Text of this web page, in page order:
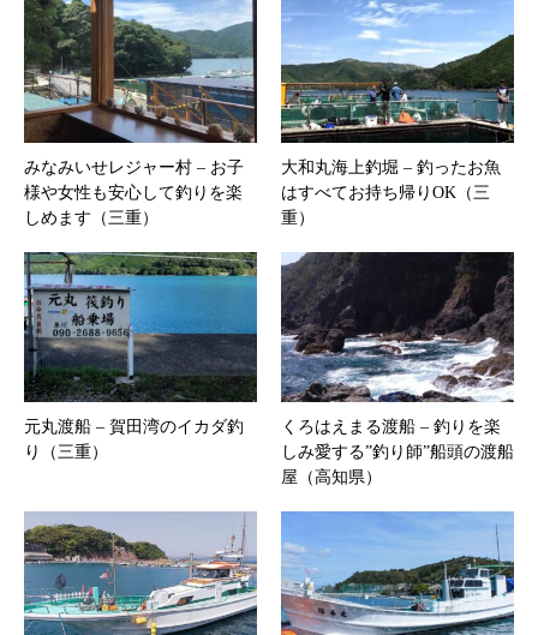
みなみいせレジャー村 – お子
様や女性も安心して釣りを楽
しめます（三重）
大和丸海上釣堀 – 釣ったお魚
はすべてお持ち帰りOK（三
重）
元丸渡船 – 賀田湾のイカダ釣
り（三重）
くろはえまる渡船 – 釣りを楽
しみ愛する”釣り師”船頭の渡船
屋（高知県）